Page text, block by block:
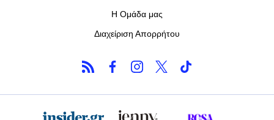
Η Ομάδα μας
Διαχείριση Απορρήτου